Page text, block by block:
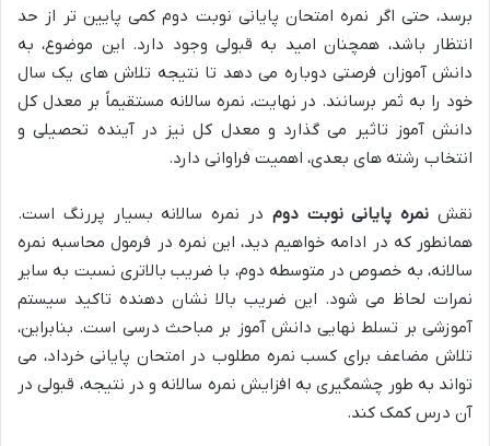
برسد، حتی اگر نمره امتحان پایانی نوبت دوم کمی پایین تر از حد
انتظار باشد، همچنان امید به قبولی وجود دارد. این موضوع، به
دانش آموزان فرصتی دوباره می دهد تا نتیجه تلاش های یک سال
خود را به ثمر برسانند. در نهایت، نمره سالانه مستقیماً بر معدل کل
دانش آموز تاثیر می گذارد و معدل کل نیز در آینده تحصیلی و
انتخاب رشته های بعدی، اهمیت فراوانی دارد.
نقش نمره پایانی نوبت دوم در نمره سالانه بسیار پررنگ است.
همانطور که در ادامه خواهیم دید، این نمره در فرمول محاسبه نمره
سالانه، به خصوص در متوسطه دوم، با ضریب بالاتری نسبت به سایر
نمرات لحاظ می شود. این ضریب بالا نشان دهنده تاکید سیستم
آموزشی بر تسلط نهایی دانش آموز بر مباحث درسی است. بنابراین،
تلاش مضاعف برای کسب نمره مطلوب در امتحان پایانی خرداد، می
تواند به طور چشمگیری به افزایش نمره سالانه و در نتیجه، قبولی در
آن درس کمک کند.